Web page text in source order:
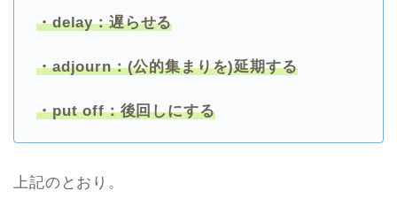
・delay：遅らせる
・adjourn：(公的集まりを)延期する
・put off：後回しにする
上記のとおり。